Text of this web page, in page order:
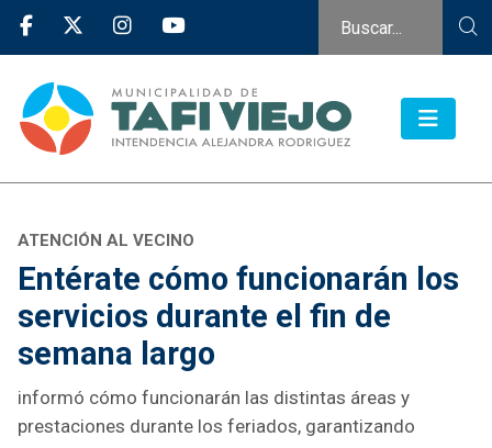
ATENCIÓN AL VECINO
Entérate cómo funcionarán los
servicios durante el fin de
semana largo
informó cómo funcionarán las distintas áreas y
prestaciones durante los feriados, garantizando